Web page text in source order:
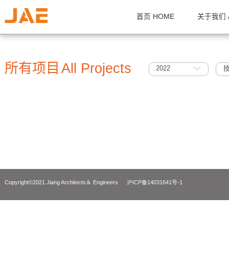
首页 HOME 关
所有项目 All Projects 2022
Copyright©2021 Jiang Architects＆ Engineers 沪ICP备14031641号-1